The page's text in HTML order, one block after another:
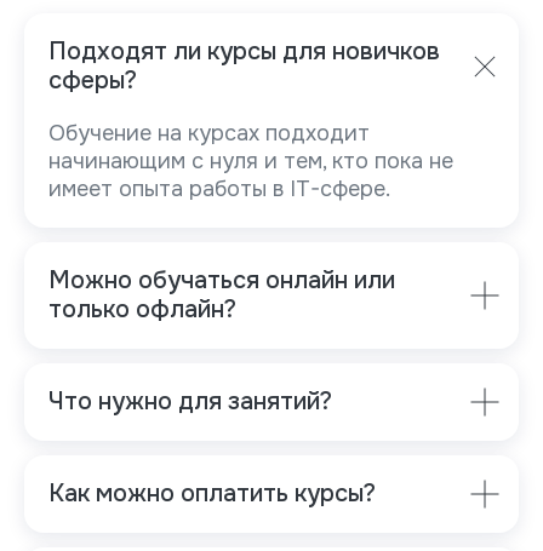
Подходят ли курсы для новичков
сферы?
Обучение на курсах подходит
начинающим с нуля и тем, кто пока не
имеет опыта работы в IT-сфере.
Можно обучаться онлайн или
только офлайн?
Что нужно для занятий?
Как можно оплатить курсы?